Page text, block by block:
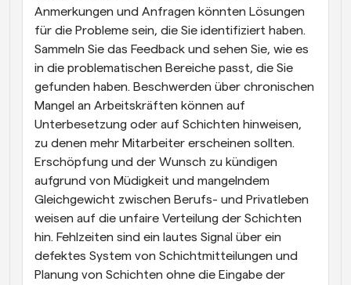
Anmerkungen und Anfragen könnten Lösungen
für die Probleme sein, die Sie identifiziert haben.
Sammeln Sie das Feedback und sehen Sie, wie es
in die problematischen Bereiche passt, die Sie
gefunden haben. Beschwerden über chronischen
Mangel an Arbeitskräften können auf
Unterbesetzung oder auf Schichten hinweisen,
zu denen mehr Mitarbeiter erscheinen sollten.
Erschöpfung und der Wunsch zu kündigen
aufgrund von Müdigkeit und mangelndem
Gleichgewicht zwischen Berufs- und Privatleben
weisen auf die unfaire Verteilung der Schichten
hin. Fehlzeiten sind ein lautes Signal über ein
defektes System von Schichtmitteilungen und
Planung von Schichten ohne die Eingabe der